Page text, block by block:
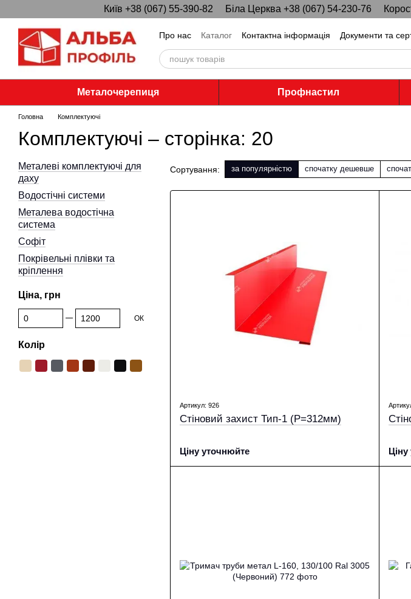
Перейти до основного контентуКиїв +38 (067) 55-390-82 Біла Церква +38 (067) 54-230-76
Про нас Каталог Контактна інформація Документи та
Металочерепиця Профнастил
Головна Комплектуючі
Комплектуючі – сторінка: 20
Сортування: за популярністю спочатку дешевше
Артикул: 926
Стіновий захист Тип-1 (Р=312мм)
Ціну уточнюйте
Металеві комплектуючі для
даху
Водостічні системи
Металева водостічна
система
Софіт
Покрівельні плівки та
кріплення
Ціна, грн
Від Ціна, грн
До Ціна, грн ОК
Колір